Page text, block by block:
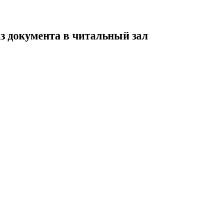
документа в читальный зал